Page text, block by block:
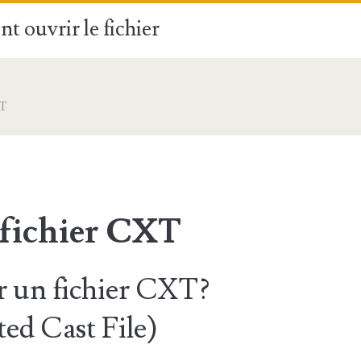
ouvrir le fichier
CXT
fichier CXT?
Cast File)